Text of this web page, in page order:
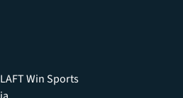
Win Sports